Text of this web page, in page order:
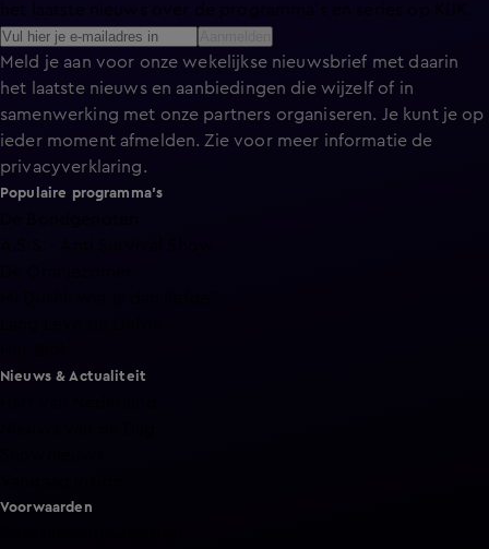
Meld je aan voor onze wekelijkse nieuwsbrief met daarin
het laatste nieuws en aanbiedingen die wijzelf of in
samenwerking met onze partners organiseren. Je kunt je op
ieder moment afmelden. Zie voor meer informatie de
privacyverklaring.
Populaire programma's
Nieuws & Actualiteit
Voorwaarden